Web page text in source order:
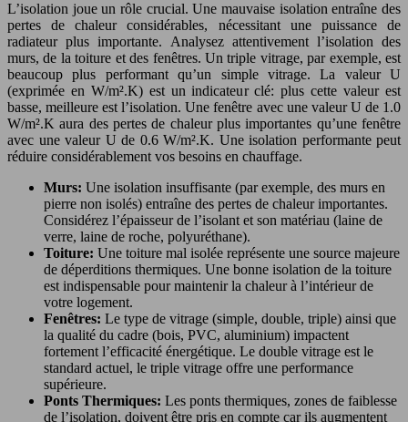
L’isolation joue un rôle crucial. Une mauvaise isolation entraîne des
pertes de chaleur considérables, nécessitant une puissance de
radiateur plus importante. Analysez attentivement l’isolation des
murs, de la toiture et des fenêtres. Un triple vitrage, par exemple, est
beaucoup plus performant qu’un simple vitrage. La valeur U
(exprimée en W/m².K) est un indicateur clé: plus cette valeur est
basse, meilleure est l’isolation. Une fenêtre avec une valeur U de 1.0
W/m².K aura des pertes de chaleur plus importantes qu’une fenêtre
avec une valeur U de 0.6 W/m².K. Une isolation performante peut
réduire considérablement vos besoins en chauffage.
Murs: Une isolation insuffisante (par exemple, des murs en
pierre non isolés) entraîne des pertes de chaleur importantes.
Considérez l’épaisseur de l’isolant et son matériau (laine de
verre, laine de roche, polyuréthane).
Toiture: Une toiture mal isolée représente une source majeure
de déperditions thermiques. Une bonne isolation de la toiture
est indispensable pour maintenir la chaleur à l’intérieur de
votre logement.
Fenêtres: Le type de vitrage (simple, double, triple) ainsi que
la qualité du cadre (bois, PVC, aluminium) impactent
fortement l’efficacité énergétique. Le double vitrage est le
standard actuel, le triple vitrage offre une performance
supérieure.
Ponts Thermiques: Les ponts thermiques, zones de faiblesse
de l’isolation, doivent être pris en compte car ils augmentent